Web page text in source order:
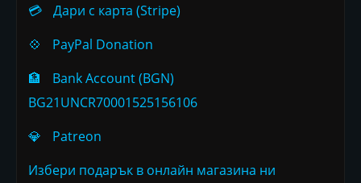
💳
Дари с карта (Stripe)
💠
PayPal Donation
🏦
Bank Account (BGN)
BG21UNCR70001525156106
💎
Patreon
Избери подарък в онлайн магазина ни